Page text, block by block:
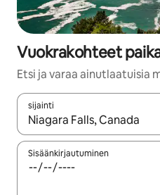
Vuokrakohteet
Etsi ja varaa ainutlaatuisia
sijainti
Kun tulokset ovat
Sisäänkirjautuminen